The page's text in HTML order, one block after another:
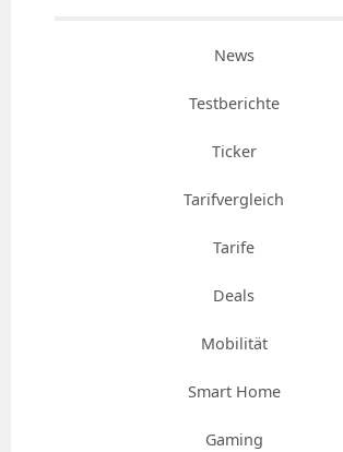
News
Testberichte
Ticker
Tarifvergleich
Tarife
Deals
Mobilität
Smart Home
Gaming